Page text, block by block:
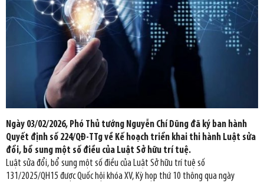
Ngày 03/02/2026, Phó Thủ tướng Nguyễn Chí Dũng đã ký ban hành
Quyết định số 224/QĐ-TTg về Kế hoạch triển khai thi hành Luật sửa
đổi, bổ sung một số điều của Luật Sở hữu trí tuệ.
Luật sửa đổi, bổ sung một số điều của Luật Sở hữu trí tuệ số
131/2025/QH15 được Quốc hội khóa XV, Kỳ họp thứ 10 thông qua ngày